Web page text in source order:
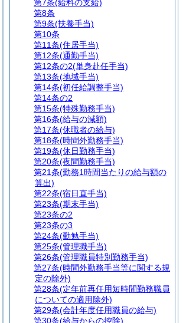
第7条(給料の支給)
第8条
第9条(扶養手当)
第10条
第11条(住居手当)
第12条(通勤手当)
第12条の2(単身赴任手当)
第13条(地域手当)
第14条(初任給調整手当)
第14条の2
第15条(特殊勤務手当)
第16条(給与の減額)
第17条(休職者の給与)
第18条(時間外勤務手当)
第19条(休日勤務手当)
第20条(夜間勤務手当)
第21条(勤務1時間当たりの給与額の
算出)
第22条(宿日直手当)
第23条(期末手当)
第23条の2
第23条の3
第24条(勤勉手当)
第25条(管理職手当)
第26条(管理職員特別勤務手当)
第27条(時間外勤務手当等に関する規
定の除外)
第28条(定年前再任用短時間勤務職員
についての適用除外)
第29条(会計年度任用職員の給与)
第30条(給与からの控除)